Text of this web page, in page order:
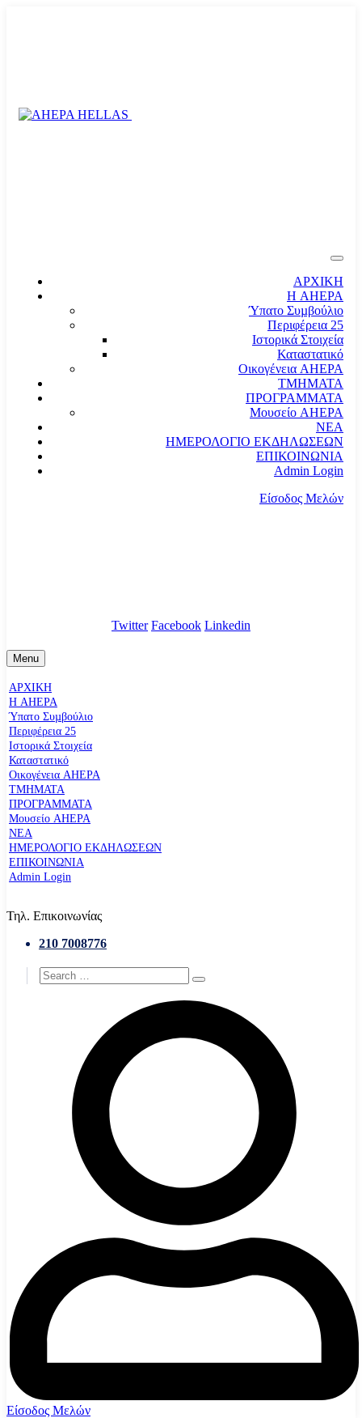
ΑΡΧΙΚΗ
Η AHEPA
Ύπατο Συµβούλιο
Περιφέρεια 25
Ιστορικά Στοιχεία
Καταστατικό
Οικογένεια AHEPA
ΤΜΗΜΑΤΑ
ΠΡΟΓΡΑΜΜΑΤΑ
Μουσείο AHEPA
ΝΕΑ
ΗΜΕΡΟΛΟΓΙΟ ΕΚΔΗΛΩΣΕΩΝ
ΕΠΙΚΟΙΝΩΝΙΑ
Admin Login
Είσοδος Μελών
Twitter Facebook Linkedin
Menu
ΑΡΧΙΚΗ
Η AHEPA
Ύπατο Συµβούλιο
Περιφέρεια 25
Ιστορικά Στοιχεία
Καταστατικό
Οικογένεια AHEPA
ΤΜΗΜΑΤΑ
ΠΡΟΓΡΑΜΜΑΤΑ
Μουσείο AHEPA
ΝΕΑ
ΗΜΕΡΟΛΟΓΙΟ ΕΚΔΗΛΩΣΕΩΝ
ΕΠΙΚΟΙΝΩΝΙΑ
Admin Login
Τηλ. Επικοινωνίας
210 7008776
Είσοδος Μελών